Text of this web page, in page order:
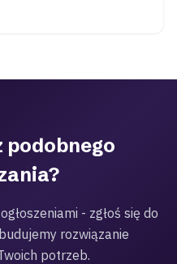
podobnego
- zgłoś się do
rozwiązanie
potrzeb.